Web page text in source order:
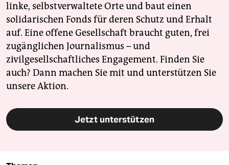
linke, selbstverwaltete Orte und baut einen
solidarischen Fonds für deren Schutz und Erhalt
auf. Eine offene Gesellschaft braucht guten, frei
zugänglichen Journalismus – und
zivilgesellschaftliches Engagement. Finden Sie
auch? Dann machen Sie mit und unterstützen Sie
unsere Aktion.
Jetzt unterstützen